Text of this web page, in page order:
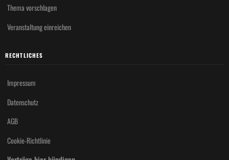
Thema vorschlagen
Veranstaltung einreichen
RECHTLICHES
Impressum
Datenschutz
AGB
Cookie-Richtlinie